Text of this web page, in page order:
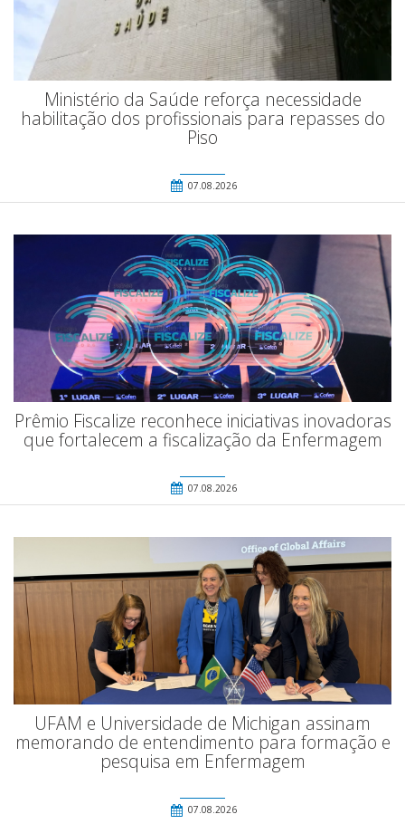
Ministério da Saúde reforça necessidade
habilitação dos profissionais para repasses do
Piso
07.08.2026
Prêmio Fiscalize reconhece iniciativas inovadoras
que fortalecem a fiscalização da Enfermagem
07.08.2026
UFAM e Universidade de Michigan assinam
memorando de entendimento para formação e
pesquisa em Enfermagem
07.08.2026